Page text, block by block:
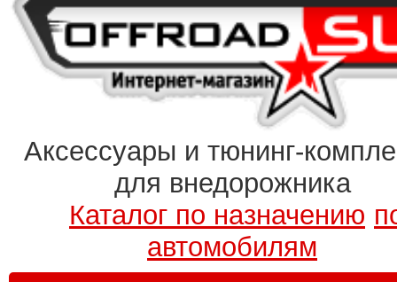
Аксессуары и тюнинг-
для внедорожника
Каталог по назначению
автомобилям